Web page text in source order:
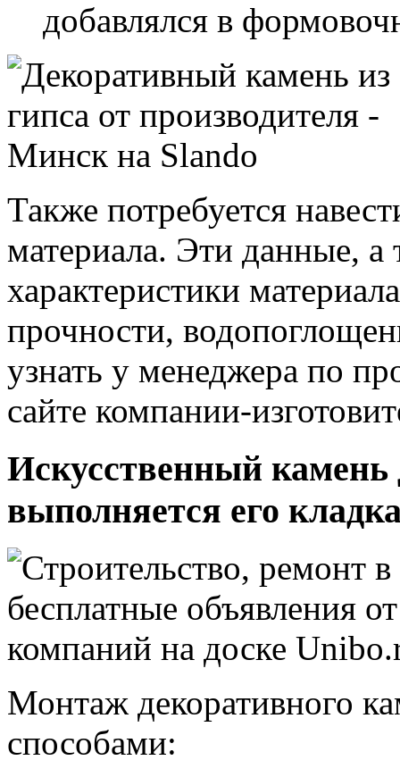
добавлялся в
Также потребуется
материала. Эти данные, а
характеристики
прочности,
узнать у менеджера по
сайте компании-
Искусственный камень
выполняется его
Монтаж декоративного
способами: